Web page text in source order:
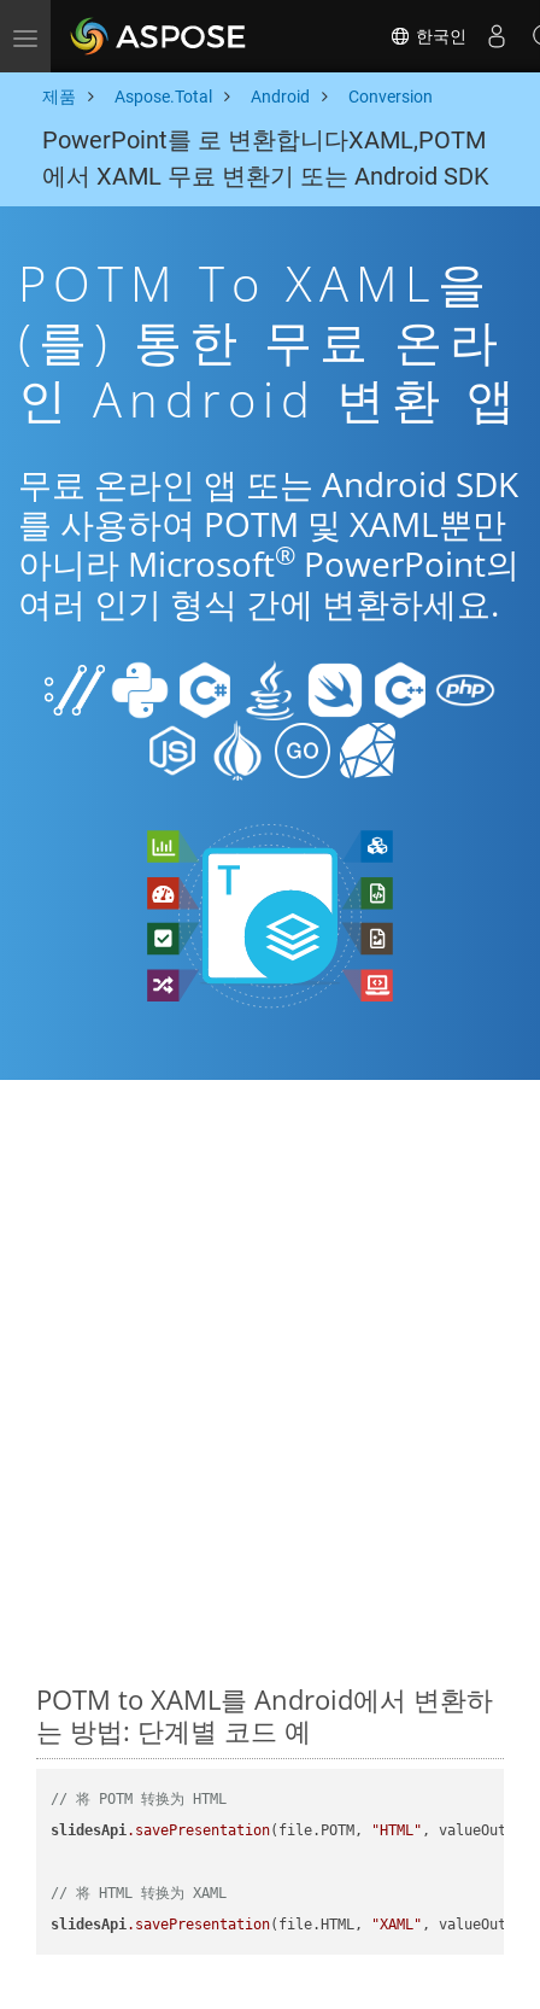
Toggle navigation 한국인
제품 Aspose.Total Android Conversion
PowerPoint를 로 변환합니다XAML,POTM
에서 XAML 무료 변환기 또는 Android SDK
POTM To XAML을
(를) 통한 무료 온라
인 Android 변환 앱
무료 온라인 앱 또는 Android SDK
를 사용하여 POTM 및 XAML뿐만
아니라 Microsoft® PowerPoint의
여러 인기 형식 간에 변환하세요.
POTM to XAML를 Android에서 변환하
는 방법: 단계별 코드 예
// 将 POTM 转换为 HTML
slidesApi.savePresentation(file.POTM, "HTML" ,
// 将 HTML 转换为 XAML
slidesApi.savePresentation(file.HTML, "XAML"